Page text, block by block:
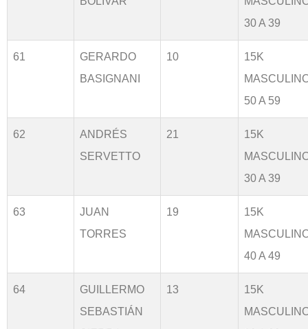
30 A 39
61
GERARDO
BASIGNANI
10
15K
50 A 59
62
ANDRÉS
SERVETTO
21
15K
30 A 39
63
JUAN
TORRES
19
15K
40 A 49
64
GUILLERMO
SEBASTIÁN
13
15K